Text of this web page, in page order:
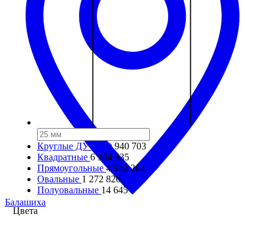
Балашиха
Круглые ДУ (DN)940 703
Квадратные 6 304 635
Прямоугольные4 942 264
Овальные 1 272 826
Полуовальные 14 645
Цвета